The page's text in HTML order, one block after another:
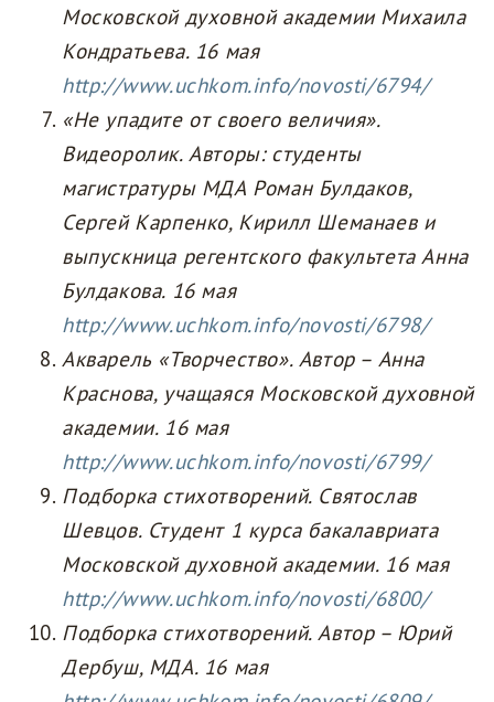
Московской духовной академии Михаила
Кондратьева. 16 мая
http://www.uchkom.info/novosti/6794/
«Не упадите от своего величия».
Видеоролик. Авторы: студенты
магистратуры МДА Роман Булдаков,
Сергей Карпенко, Кирилл Шеманаев и
выпускница регентского факультета Анна
Булдакова. 16 мая
http://www.uchkom.info/novosti/6798/
Акварель «Творчество». Автор – Анна
Краснова, учащаяся Московской духовной
академии. 16 мая
http://www.uchkom.info/novosti/6799/
Подборка стихотворений. Святослав
Шевцов. Студент 1 курса бакалавриата
Московской духовной академии. 16 мая
http://www.uchkom.info/novosti/6800/
Подборка стихотворений. Автор –Юрий
Дербуш, МДА. 16 мая